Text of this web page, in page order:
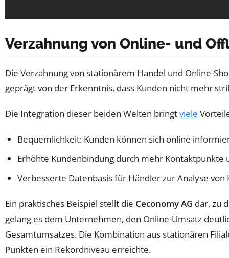
Verzahnung von Online- und
Die Verzahnung von stationärem Handel und Online-
geprägt von der Erkenntnis, dass Kunden nicht mehr
Die Integration dieser beiden Welten bringtviele
Bequemlichkeit: Kunden können sich online
Erhöhte Kundenbindung durch mehr Kontaktpunkte
Verbesserte Datenbasis für Händler zur Analyse
Ein praktisches Beispiel stellt die Ceconomy AG dar, zu
gelang es dem Unternehmen, den Online-Umsatz
Gesamtumsatzes. Die Kombination aus stationären
Punkten ein Rekordniveau erreichte.